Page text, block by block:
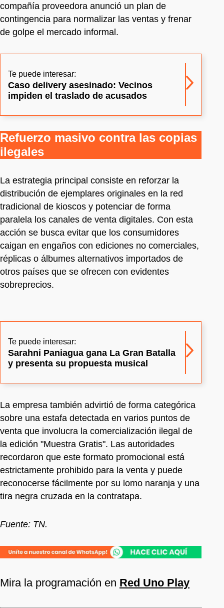
compañía proveedora anunció un plan de
contingencia para normalizar las ventas y frenar
de golpe el mercado informal.
Te puede interesar:
Caso delivery asesinado: Vecinos
impiden el traslado de acusados
Refuerzo masivo contra las copias
ilegales
La estrategia principal consiste en reforzar la
distribución de ejemplares originales en la red
tradicional de kioscos y potenciar de forma
paralela los canales de venta digitales. Con esta
acción se busca evitar que los consumidores
caigan en engaños con ediciones no comerciales,
réplicas o álbumes alternativos importados de
otros países que se ofrecen con evidentes
sobreprecios.
Te puede interesar:
Sarahni Paniagua gana La Gran Batalla
y presenta su propuesta musical
La empresa también advirtió de forma categórica
sobre una estafa detectada en varios puntos de
venta que involucra la comercialización ilegal de
la edición "Muestra Gratis". Las autoridades
recordaron que este formato promocional está
estrictamente prohibido para la venta y puede
reconocerse fácilmente por su lomo naranja y una
tira negra cruzada en la contratapa.
Fuente: TN.
Mira la programación en Red Uno Play